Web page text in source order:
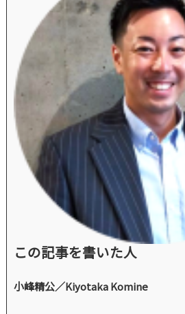
この記事を書いた人
小峰精公／Kiyotaka Komine